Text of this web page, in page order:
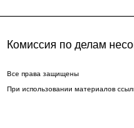
Комиссия по делам
Все права защищены
При использовании материалов